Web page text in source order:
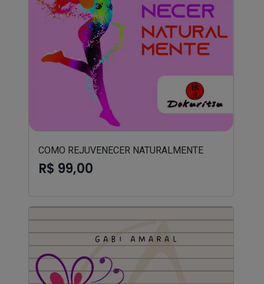
COMO REJUVENECER NATURALMENTE
R$ 99,00